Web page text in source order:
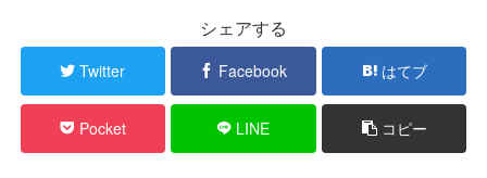
シェアする
Twitter Facebook はてブ
Pocket LINE コピー